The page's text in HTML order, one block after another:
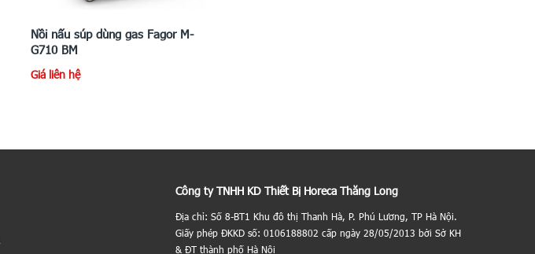
Nồi nấu súp dùng gas Fagor M-
G710 BM
Giá liên hệ
Công ty TNHH KD Thiết Bị Horeca Thăng Long
Địa chỉ: Số 8-BT1 Khu đô thị Thanh Hà, P. Phú Lương, TP Hà Nội.
Giấy phép ĐKKD số: 0106188802 cấp ngày 28/05/2013 bởi Sở KH
& ĐT thành phố Hà Nội